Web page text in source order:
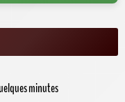
minutes